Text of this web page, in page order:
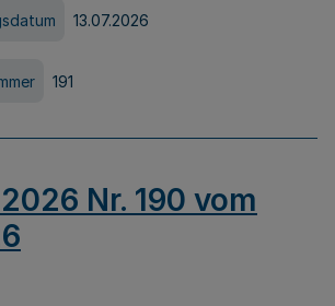
13.07.2026
191
Nr. 190 vom